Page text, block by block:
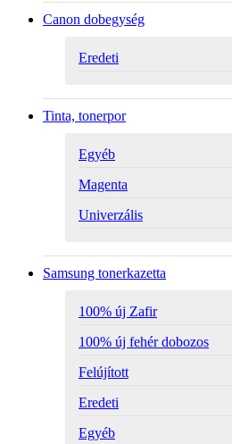
Canon dobegység
Eredeti
Tinta, tonerpor
Egyéb
Magenta
Univerzális
Samsung tonerkazetta
100% új Zafir
100% új fehér dobozos
Felújított
Eredeti
Egyéb